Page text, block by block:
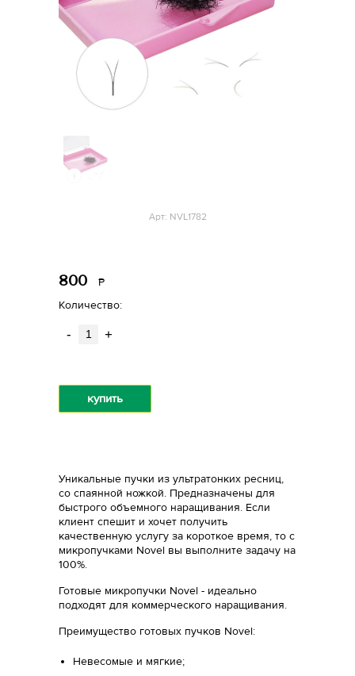
Арт: NVL1782
800 Р
Количество:
- +
купить
Уникальные пучки из ультратонких ресниц,
со спаянной ножкой. Предназначены для
быстрого объемного наращивания. Если
клиент спешит и хочет получить
качественную услугу за короткое время, то c
микропучками Novel вы выполните задачу на
100%.
Готовые микропучки Novel - идеально
подходят для коммерческого наращивания.
Преимущество готовых пучков Novel:
Невесомые и мягкие;